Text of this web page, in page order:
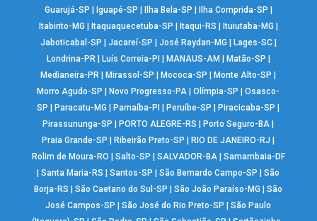
Guarujá-SP
Iguapé-SP Ilha Bela-SP Ilha Comprida-SP
Itabirito-MG
Itaquaquecetuba-SP Itaqui-RS Ituiutaba-MG
Jaboticabal-SP
Jacareí-SP José Raydan-MG Lages-SC|
Londrina-PR| Luís Correia-PI MANAUS-AM Matão-SP
Medianeira-PR
Mirassol-SP Mococa-SP Monte Alto-SP
Morro Agudo-SP
Novo Progresso-PA |Olímpia-SP |Osasco-
SP
Paracatu-MG Parnaíba-PI Peruíbe-SP Piracicaba-SP
Pirassununga-SP
PORTO ALEGRE-RS Porto Seguro-BA
Praia Grande-SP
Ribeirão Preto-SP RIO DE JANEIRO-RJ
Rolim de Moura-RO
Salto-SP SALVADOR-BA| Samambaia-DF
|Santa Maria-RS |Santos-SP |São Bernardo Campo-SP |São
Borja-RS
|São Caetano do Sul-SP |São João Paraíso-MG |São
José Campos-SP
|São José do Rio Preto-SP |São Paulo